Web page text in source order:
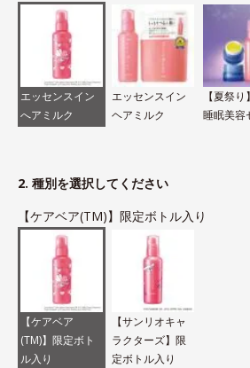
エッセンスイン
へアミルク
エッセンスイン
ヘアミルク
【夏祭
睡眠美容
2. 種別を選択してください
【ケアベア(TM)】限定ボトル入り
【ケアベア
(TM)】限定ボト
ル入り
【サンリオキャ
ラクターズ】限
定ボトル入り